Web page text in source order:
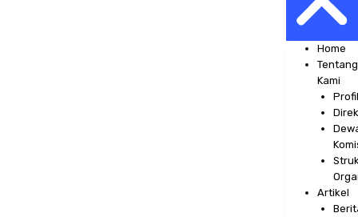
Home
Tentang
Kami
Artikel